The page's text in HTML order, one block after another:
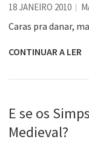
18 JANEIRO 2010
Caras pra danar,
CONTINUAR A LER
E se os
Medieval?